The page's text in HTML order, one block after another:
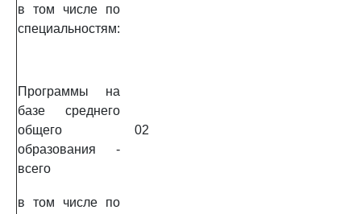
в том числе по
специальностям:
Программы на
базе среднего
общего
образования -
всего
02
в том числе по